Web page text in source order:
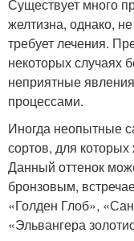
Существует много
желтизна, однако,
требует лечения.
некоторых случаях
неприятные
процессами.
Иногда неопытные
сортов, для
Данный оттенок
бронзовым,
«Голден Глоб»,
«Эльвангера